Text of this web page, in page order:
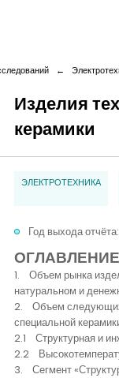
Компания
Кейсы
Аналитика
Контакты
←
Изделия
керамики
ЭЛЕКТРОТЕХНИКА
Год выхода отчёта:
ОГЛАВЛЕНИЕ
1. Объем рынка
натуральном и
2. Объем следующих
специальной
2.1 Структурная и
2.2
3. Сегмент